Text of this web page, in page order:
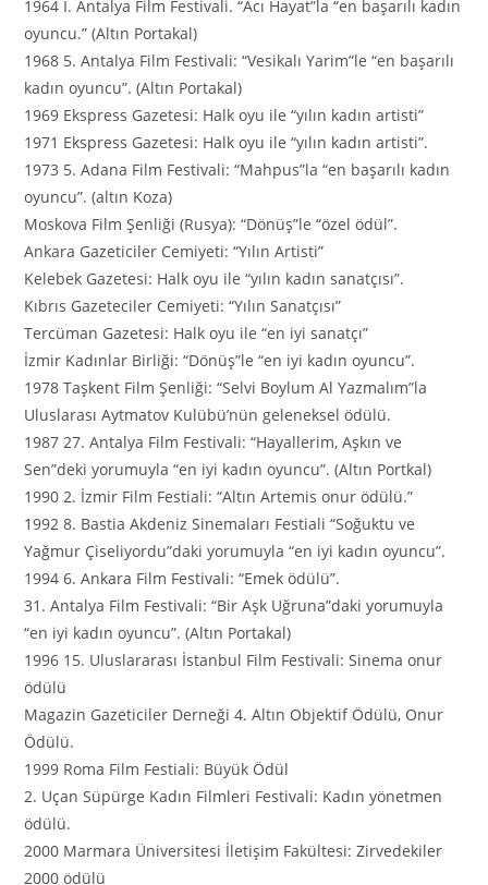
1964 I. Antalya Film Festivali. “Acı Hayat”la “en başarılı kadın
oyuncu.” (Altın Portakal)
1968 5. Antalya Film Festivali: “Vesikalı Yarim”le “en başarılı
kadın oyuncu”. (Altın Portakal)
1969 Ekspress Gazetesi: Halk oyu ile “yılın kadın artisti”
1971 Ekspress Gazetesi: Halk oyu ile “yılın kadın artisti”.
1973 5. Adana Film Festivali: “Mahpus”la “en başarılı kadın
oyuncu”. (altın Koza)
Moskova Film Şenliği (Rusya): “Dönüş”le “özel ödül”.
Ankara Gazeticiler Cemiyeti: “Yılın Artisti”
Kelebek Gazetesi: Halk oyu ile “yılın kadın sanatçısı”.
Kıbrıs Gazeteciler Cemiyeti: “Yılın Sanatçısı”
Tercüman Gazetesi: Halk oyu ile “en iyi sanatçı”
İzmir Kadınlar Birliği: “Dönüş”le “en iyi kadın oyuncu”.
1978 Taşkent Film Şenliği: “Selvi Boylum Al Yazmalım”la
Uluslarası Aytmatov Kulübü’nün geleneksel ödülü.
1987 27. Antalya Film Festivali: “Hayallerim, Aşkın ve
Sen”deki yorumuyla “en iyi kadın oyuncu”. (Altın Portkal)
1990 2. İzmir Film Festiali: “Altın Artemis onur ödülü.”
1992 8. Bastia Akdeniz Sinemaları Festiali “Soğuktu ve
Yağmur Çiseliyordu”daki yorumuyla “en iyi kadın oyuncu”.
1994 6. Ankara Film Festivali: “Emek ödülü”.
31. Antalya Film Festivali: “Bir Aşk Uğruna”daki yorumuyla
“en iyi kadın oyuncu”. (Altın Portakal)
1996 15. Uluslararası İstanbul Film Festivali: Sinema onur
ödülü
Magazin Gazeticiler Derneği 4. Altın Objektif Ödülü, Onur
Ödülü.
1999 Roma Film Festiali: Büyük Ödül
2. Uçan Süpürge Kadın Filmleri Festivali: Kadın yönetmen
ödülü.
2000 Marmara Üniversitesi İletişim Fakültesi: Zirvedekiler
2000 ödülü